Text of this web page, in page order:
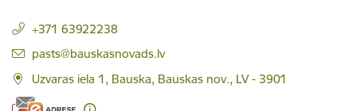
+371 63922238
E-pasts:
pasts@bauskasnovads.lv
Uzvaras iela 1, Bauska, Bauskas nov., LV - 3901